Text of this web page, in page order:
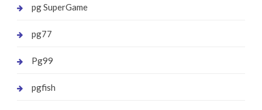
pg SuperGame
pg77
Pg99
pgfish